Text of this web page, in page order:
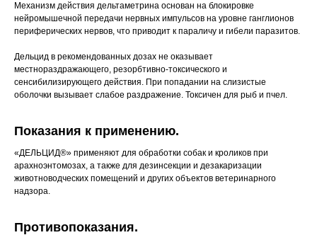
Механизм действия дельтаметрина основан на блокировке
нейромышечной передачи нервных импульсов на уровне ганглионов
периферических нервов, что приводит к параличу и гибели паразитов.
Дельцид в рекомендованных дозах не оказывает
местнораздражающего, резорбтивно-токсического и
сенсибилизирующего действия. При попадании на слизистые
оболочки вызывает слабое раздражение. Токсичен для рыб и пчел.
Показания к применению.
«ДЕЛЬЦИД®» применяют для обработки собак и кроликов при
арахноэнтомозах, а также для дезинсекции и дезакаризации
животноводческих помещений и других объектов ветеринарного
надзора.
Противопоказания.
© 2015—2026 ООО «Сытая Морда»
Политика конфиденциальности
Согласие на обработку перс. данных
Хотите у нас работать?